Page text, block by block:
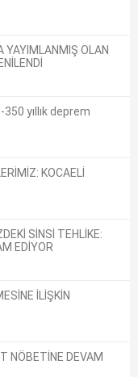
YAYIMLANMIŞ OLAN
yıllık deprem
KOCAELİ
SİNSİ TEHLİKE:
EDİYOR
İLİŞKİN
NÖBETİNE DEVAM